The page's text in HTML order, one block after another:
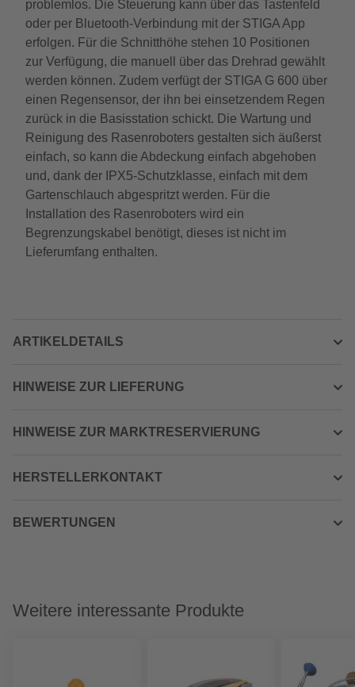
problemlos. Die Steuerung kann über das Tastenfeld
oder per Bluetooth-Verbindung mit der STIGA App
erfolgen. Für die Schnitthöhe stehen 10 Positionen
zur Verfügung, die manuell über das Drehrad gewählt
werden können. Zudem verfügt der STIGA G 600 über
einen Regensensor, der ihn bei einsetzendem Regen
zurück in die Basisstation schickt. Die Wartung und
Reinigung des Rasenroboters gestalten sich äußerst
einfach, so kann die Abdeckung einfach abgehoben
und, dank der IPX5-Schutzklasse, einfach mit dem
Gartenschlauch abgespritzt werden. Für die
Installation des Rasenroboters wird ein
Begrenzungskabel benötigt, dieses ist nicht im
Lieferumfang enthalten.
ARTIKELDETAILS
HINWEISE ZUR LIEFERUNG
HINWEISE ZUR MARKTRESERVIERUNG
HERSTELLERKONTAKT
BEWERTUNGEN
Weitere interessante Produkte